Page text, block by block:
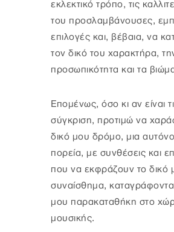
εκλεκτικό τρόπο, τις
του προσλαμβάνουσες,
επιλογές και, βέβαια, να
τον δικό του χαρακτήρα,
προσωπικότητα και τα
Επομένως, όσο κι αν είναι
σύγκριση, προτιμώ να
δικό μου δρόμο, μια
πορεία, με συνθέσεις και
που να εκφράζουν το δικό
συναίσθημα,
μου παρακαταθήκη στο
μουσικής.